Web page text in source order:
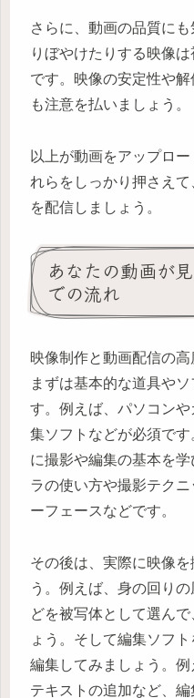
さらに、動画の品質に
りぼやけたりする映像
です。映像の安定性や
も注意を払いましょう。
以上が動画をアップロ
れらをしっかり押さえ
を配信しましょう。
あなたの動画が
での流れ
映像制作と動画配信の高
まずは基本的な道具や
す。例えば、パソコン
集ソフトなどが必須で
に撮影や編集の基本を
ラの使い方や撮影テク
ーフェースなどです。
その後は、実際に映像
う。例えば、身の回り
どを被写体として選ん
ょう。そして編集ソフ
編集してみましょう。
テキストの追加など、